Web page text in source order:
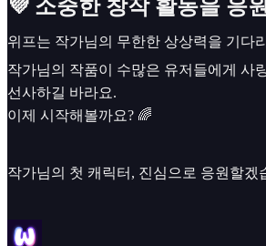
💜 소중한 창작 활동을 응
위프는 작가님의 무한한 상상력을 기다
작가님의 작품이 수많은 유저들에게 사
선사하길 바라요.
이제 시작해볼까요? 🌈
작가님의 첫 캐릭터, 진심으로 응원할겠